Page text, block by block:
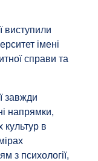
виступили
імені
справи та
завжди
напрямки,
культур в
з психології,